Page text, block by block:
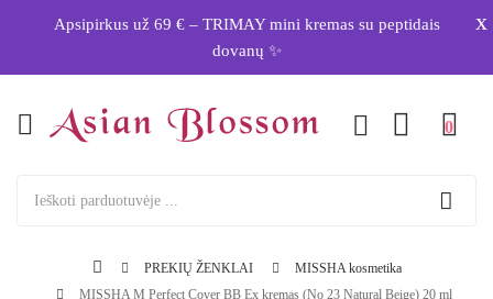
Apsipirkus už 69 € – TRIMAY mini kremas su peptidais
dovanų ✨
x
0
PREKIŲ ŽENKLAI
MISSHA kosmetika
MISSHA M Perfect Cover BB Ex kremas (No 23 Natural Beige) 20 ml